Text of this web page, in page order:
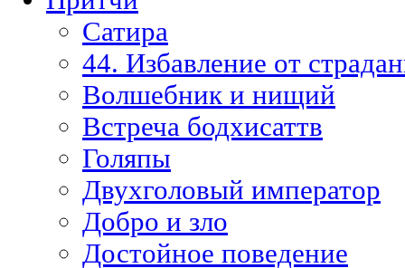
Сатира
44. Избавление от
Волшебник и нищий
Встреча бодхисаттв
Голяпы
Двухголовый император
Добро и зло
Достойное поведение